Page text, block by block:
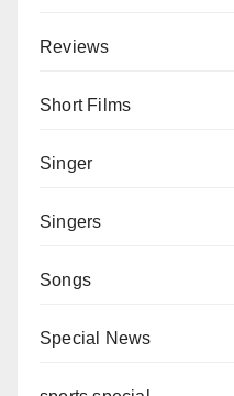
Reviews
Short Films
Singer
Singers
Songs
Special News